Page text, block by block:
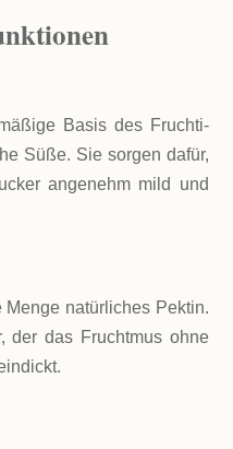
Basis des Fruchti-
Süße. Sie sorgen dafür,
angenehm mild und
natürliches Pektin.
der das Fruchtmus ohne